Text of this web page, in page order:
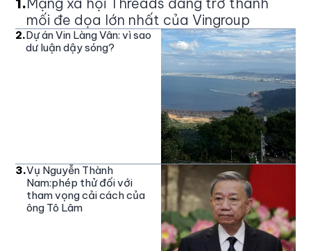
mối đe dọa lớn nhất của Vingroup
2.Dự án Vin Làng Vân: vì sao
dư luận dậy sóng?
3.Vụ Nguyễn Thành
Nam:phép thử đối với
tham vọng cải cách của
ông Tô Lâm